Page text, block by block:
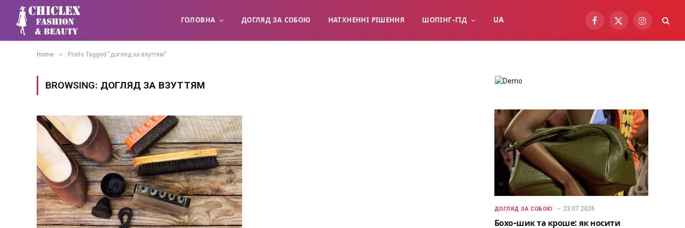
ГОЛОВНА ДОГЛЯД ЗА СОБОЮ НАТХНЕННІ РІШЕННЯ ШОПІНГ-ГІД UA
Facebook
X
Instagram
Home » Posts Tagged "догляд за взуттям"
BROWSING: ДОГЛЯД ЗА ВЗУТТЯМ
ДОГЛЯД ЗА СОБОЮ 23.07.2026
Бохо-шик та кроше: як носити